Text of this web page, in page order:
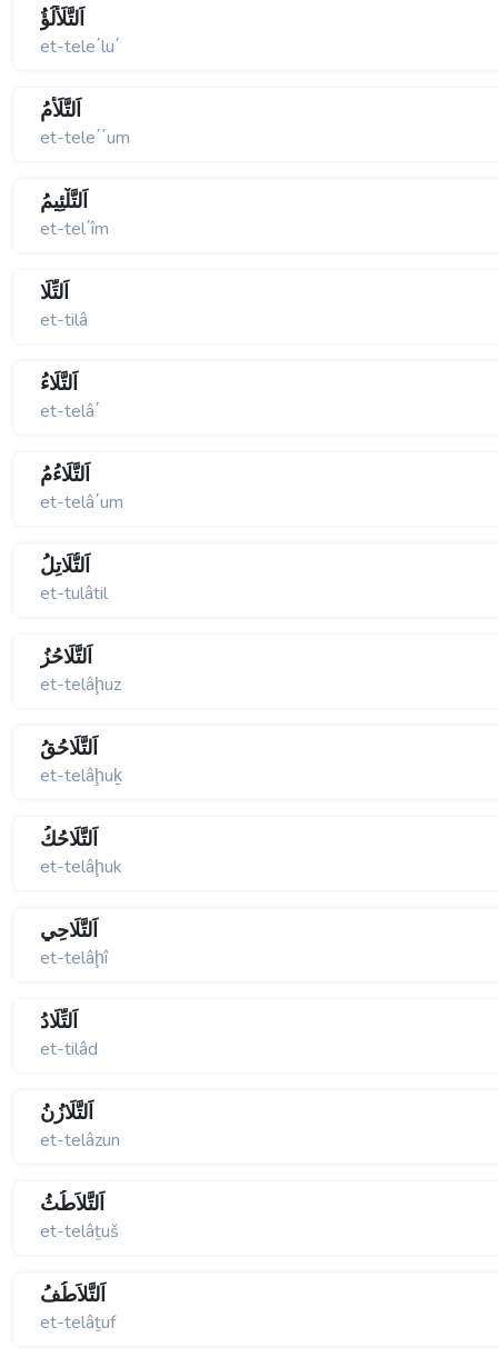
اَلتَّلَأْلُؤُ
et-tele΄lu΄
اَلتَّلَأُّمُ
et-tele΄΄um
اَلتَّلْئِيمُ
et-tel΄îm
اَلتِّلَا
et-tilâ
اَلتَّلَاءُ
et-telâ΄
اَلتَّلَاءُمُ
et-telâ΄um
اَلتُّلَاتِلُ
et-tulâtil
اَلتَّلَاحُزُ
et-telâḩuz
اَلتَّلَاحُقُ
et-telâḩuḵ
اَلتَّلَاحُكُ
et-telâḩuk
اَلتَّلَاحِي
et-telâḩî
اَلتِّلَادُ
et-tilâd
اَلتَّلَازُنُ
et-telâzun
اَلتَّلاَطُثُ
et-telâṯuš
اَلتَّلاَطُفُ
et-telâṯuf